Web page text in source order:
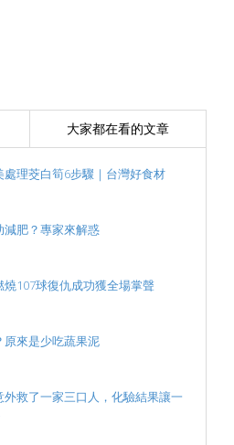
大家都在看的文章
處理茭白筍6步驟｜台灣好食材
減肥？專家來解惑
107球復仇成功獲全場掌聲
原來是少吃蔬果泥
救了一家三口人，化驗結果讓一